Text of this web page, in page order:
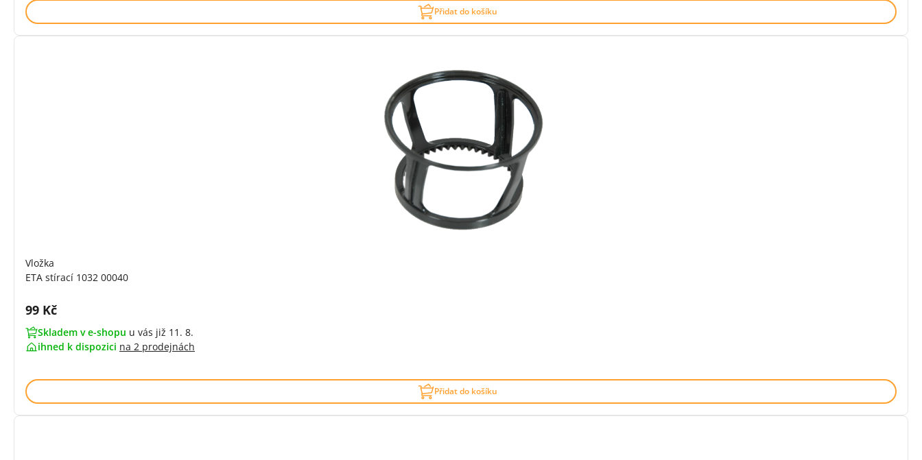
Přidat do košíku
Vložka
ETA stírací 1032 00040
Cena s DPH:
99 Kč
Skladem v e-shopu u vás již 11. 8.
ihned k dispozici na 2 prodejnách
Přidat do košíku